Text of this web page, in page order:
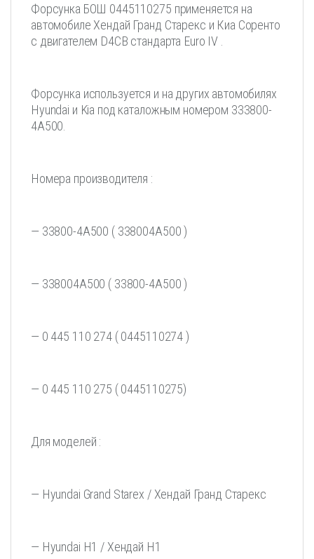
Форсунка БОШ 0445110275 применяется на
автомобиле Хендай Гранд Старекс и Киа Соренто
с двигателем D4CB стандарта Euro IV .
Форсунка используется и на других автомобилях
Hyundai и Kia под каталожным номером 333800-
4A500.
Номера производителя :
— 33800-4A500 ( 338004A500 )
— 338004А500 ( 33800-4А500 )
— 0 445 110 274 ( 0445110274 )
— 0 445 110 275 ( 0445110275)
Для моделей :
— Hyundai Grand Starex / Хендай Гранд Старекс
— Hyundai H1 / Хендай Н1